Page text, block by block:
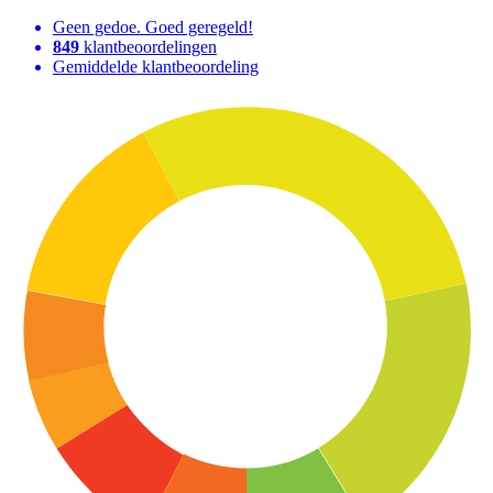
Geen gedoe. Goed geregeld!
849 klantbeoordelingen
Gemiddelde klantbeoordeling